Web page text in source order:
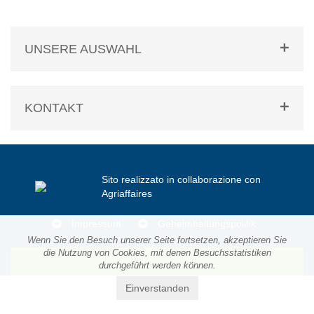
Wenn Sie den Besuch unserer Seite fortsetzen, akzeptieren Sie
die Nutzung von Cookies, mit denen Besuchsstatistiken
durchgeführt werden können.
Einverstanden
UNSERE AUSWAHL
KONTAKT
Sito realizzato in collaborazione con
Agriaffaires